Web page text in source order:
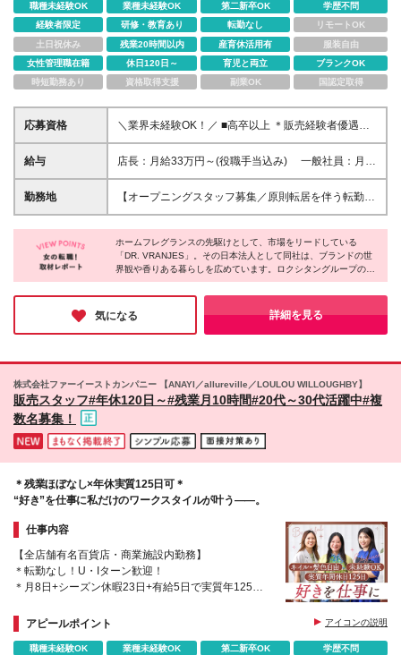
職種未経験OK 業種未経験OK 第二新卒OK
学歴不問
経験者限定
研修・教育あり 転勤なし
リモートOK
土日祝休み
残業20時間以内 産育休活用有
服装自由
女性管理職在籍
休日120日～ 育児と両立
ブランクOK
時短勤務あり
資格取得支援 副業OK 国認定取得
応募資格
＼業界未経験OK！／ ■高卒以上 ＊販売経験者優遇！
＊店長・副店長などの店舗マネジメント経験者歓迎 └
前職の雇用形態、経験年数、業界は問いません。 ＜
ョンが好きな方 ◎チームプレーを大切にできる方 ◎
たくさんのお客様に喜ばれる接客がしたい方 ◎自ら
メージを理解して体現できる方
給与
店長：月給33万円～(役職手当込み) 一般社員：月給
25万5000円～ ※上記は最低給与です。スキルや経験
等を考慮して決定致します。 ★インセンティブ制度
勤務地
【オープニングスタッフ募集／原則転居を伴う転勤な
し／U・Iターン歓迎！】 吉祥寺・横浜・京都エリア
の店舗へ配属します。 いずれの店舗も各最寄駅から
すぐの場所です。 吉祥寺エリア：京王井の頭線「吉
祥寺駅」 横浜エリア：JR「横浜駅」 京都エリア：阪
急電車：「京都河原町駅」 ※ご希望の店舗を考慮のう
え、勤務地を決定したします。 ※入社時期はご相談に
応じます。 〈本社〉 〒150-0021 東京都渋⾕区東3-
ホームフレグランスの先駆けとして、市場をリードしている
「DR. VRANJES」。その日本法人として同社は、ブランドの世
界観や香りある暮らしを広めています。ロクシタングループの傘
下として日本国内でも急速に出店数を増やし、より多くのファン
に愛されるブランドを目指しているそうです。まさに成長期に突
入する今からスタートしたら、ブランドやお店と共に自分自身も
大きく成長していけそうだと感じました。
気になる 詳細を見る
株式会社ファーイーストカンパニー 【ANAYI／allureville／LOULOU WILLOUGHBY】
販売スタッフ#年休120日～#残業月10時間#20代～30代活躍中#複
数名募集！
＊残業ほぼなし×年休実質125日可＊
“好き”を仕事に私だけのワークスタイルが叶う――。
仕事内容
【全店舗有名百貨店・商業施設内勤務】
＊転勤なし！U・Iターン歓迎！
＊月8日+シーズン休暇23日+有給5日で実質年125日
＊未経験スタート多数活躍中
＊残業ほぼなし
アピールポイント アイコンの説明
職種未経験OK 業種未経験OK 第二新卒OK
学歴不問